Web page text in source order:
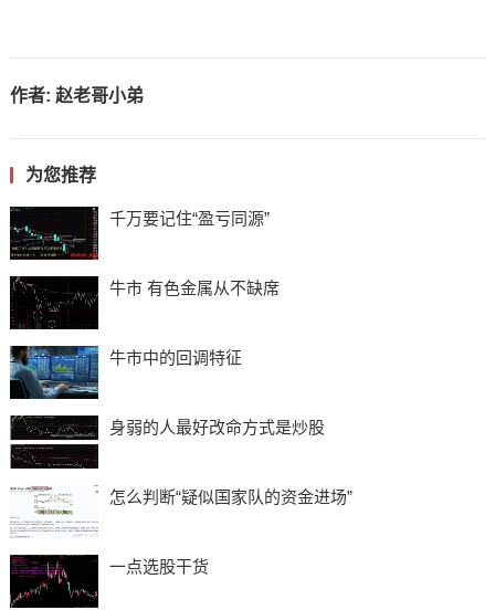
作者: 赵老哥小弟
为您推荐
千万要记住“盈亏同源”
牛市 有色金属从不缺席
牛市中的回调特征
身弱的人最好改命方式是炒股
怎么判断“疑似国家队的资金进场”
一点选股干货